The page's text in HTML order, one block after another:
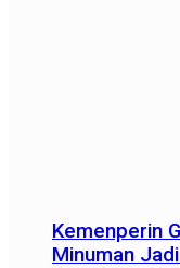
Kemenperin
Minuman